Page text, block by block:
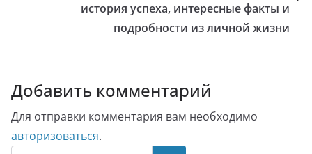
история успеха, интересные факты и
подробности из личной жизни
Добавить комментарий
Для отправки комментария вам необходимо
авторизоваться.